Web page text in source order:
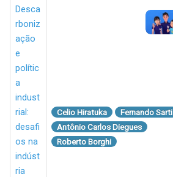
Desca
rboniz
ação
e
polític
a
indust
rial:
desafi
os na
indúst
ria
Celio Hiratuka
Fernando Sarti
Antônio Carlos Diegues
Roberto Borghi